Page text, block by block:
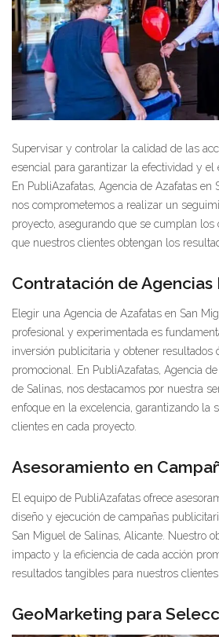
Supervisar y controlar la calidad de las
esencial para garantizar la efectividad y el
En PubliAzafatas, Agencia de Azafatas en
nos comprometemos a realizar un
proyecto, asegurando que se cumplan los
que nuestros clientes obtengan los
Contratación de
Elegir una Agencia de Azafatas en San
profesional y experimentada es
inversión publicitaria y obtener resultados
promocional. En PubliAzafatas, Agencia
de Salinas, nos destacamos por nuestra
enfoque en la excelencia, garantizando la
clientes en cada proyecto.
Asesoramiento en
El equipo de PubliAzafatas ofrece
diseño y ejecución de campañas
San Miguel de Salinas, Alicante. Nuestro
impacto y la eficiencia de cada acción
resultados tangibles para nuestros clientes.
GeoMarketing para